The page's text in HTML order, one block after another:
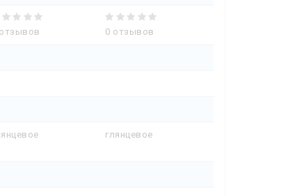
0 отзывов
глянцевое